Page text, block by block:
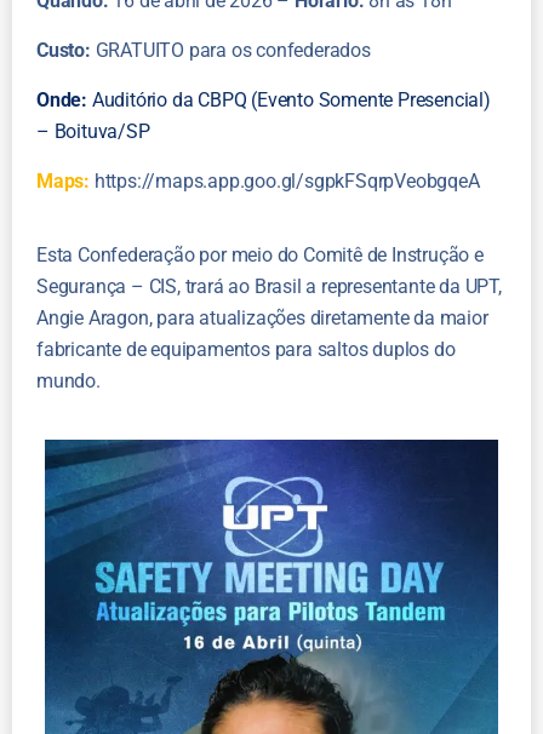
Custo: GRATUITO para os confederados
Onde: Auditório da CBPQ (Evento Somente Presencial)
– Boituva/SP
Maps: https://maps.app.goo.gl/sgpkFSqrpVeobgqeA
Esta Confederação por meio do Comitê de Instrução e
Segurança – CIS, trará ao Brasil a representante da UPT,
Angie Aragon, para atualizações diretamente da maior
fabricante de equipamentos para saltos duplos do
mundo.